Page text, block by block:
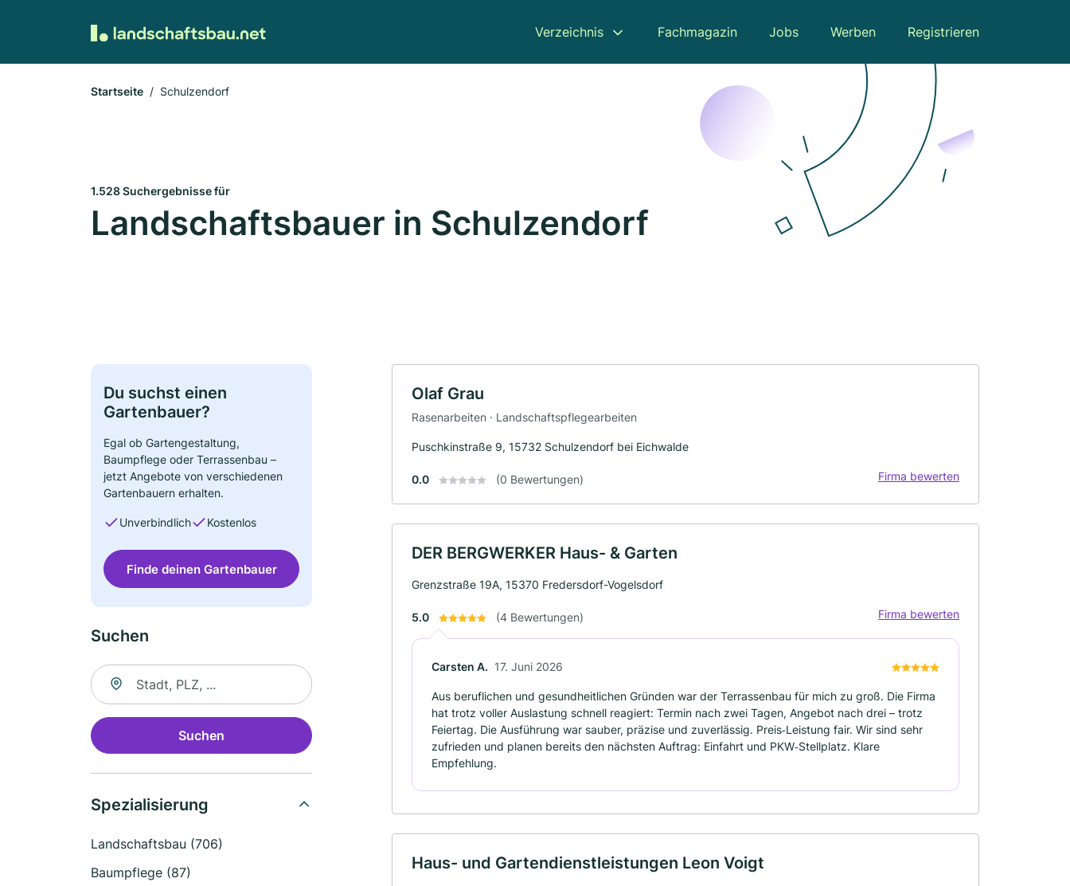
Verzeichnis Fachmagazin Jobs Werben Registrieren
Startseite Schulzendorf
1.528 Suchergebnisse für
Landschaftsbauer in Schulzendorf
Du suchst einen
Gartenbauer?
Egal ob Gartengestaltung,
Baumpflege oder Terrassenbau –
jetzt Angebote von verschiedenen
Gartenbauern erhalten.
Unverbindlich Kostenlos
Finde deinen Gartenbauer
Suchen
Suche nach Ort
Suchen
Spezialisierung
Landschaftsbau (706)
Baumpflege (87)
Olaf Grau
Rasenarbeiten · Landschaftspflegearbeiten
Puschkinstraße 9, 15732 Schulzendorf bei Eichwalde
0.0 (0 Bewertungen) Firma bewerten
DER BERGWERKER Haus- & Garten
Grenzstraße 19A, 15370 Fredersdorf-Vogelsdorf
5.0 (4 Bewertungen) Firma bewerten
Carsten A. 17. Juni 2026
Aus beruflichen und gesundheitlichen Gründen war der Terrassenbau für mich zu groß. Die Firma
hat trotz voller Auslastung schnell reagiert: Termin nach zwei Tagen, Angebot nach drei – trotz
Feiertag. Die Ausführung war sauber, präzise und zuverlässig. Preis‑Leistung fair. Wir sind sehr
zufrieden und planen bereits den nächsten Auftrag: Einfahrt und PKW‑Stellplatz. Klare
Empfehlung.
Haus- und Gartendienstleistungen Leon Voigt